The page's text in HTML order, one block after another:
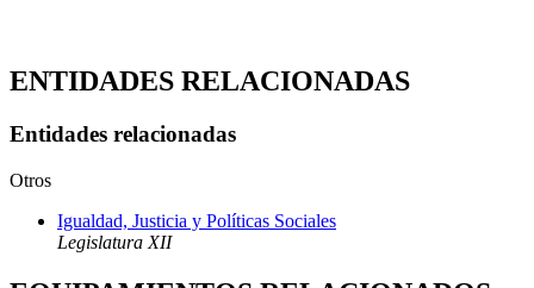
ENTIDADES RELACIONADAS
Entidades relacionadas
Otros
Igualdad, Justicia y Políticas Sociales
Legislatura XII